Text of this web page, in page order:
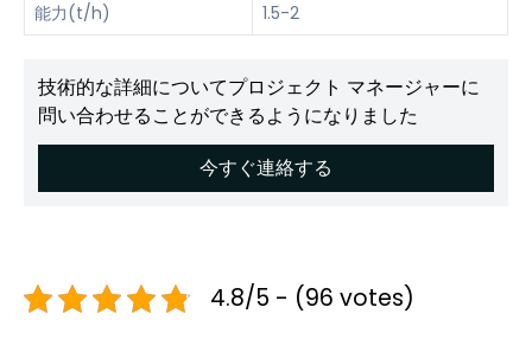
能力(t/h)
1.5-2
技術的な詳細についてプロジェクト マネージャーに
問い合わせることができるようになりました
今すぐ連絡する
4.8/5 - (96 votes)